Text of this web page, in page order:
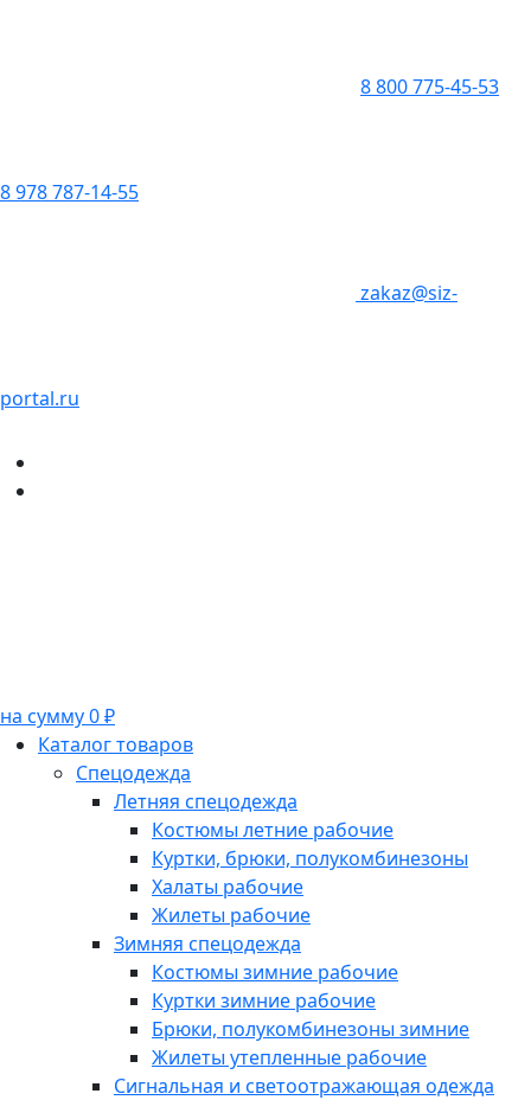
8 800 775-45-53
8 978 787-14-55
zakaz@siz-
portal.ru
на сумму 0 ₽
Каталог товаров
Спецодежда
Летняя спецодежда
Костюмы летние рабочие
Куртки, брюки, полукомбинезоны
Халаты рабочие
Жилеты рабочие
Зимняя спецодежда
Костюмы зимние рабочие
Куртки зимние рабочие
Брюки, полукомбинезоны зимние
Жилеты утепленные рабочие
Сигнальная и светоотражающая одежда